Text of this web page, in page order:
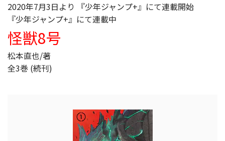
2020年7月3日より 『少年ジャンプ+』にて連載開始
『少年ジャンプ+』にて連載中
怪獣8号
松本直也/著
全3巻 (続刊)